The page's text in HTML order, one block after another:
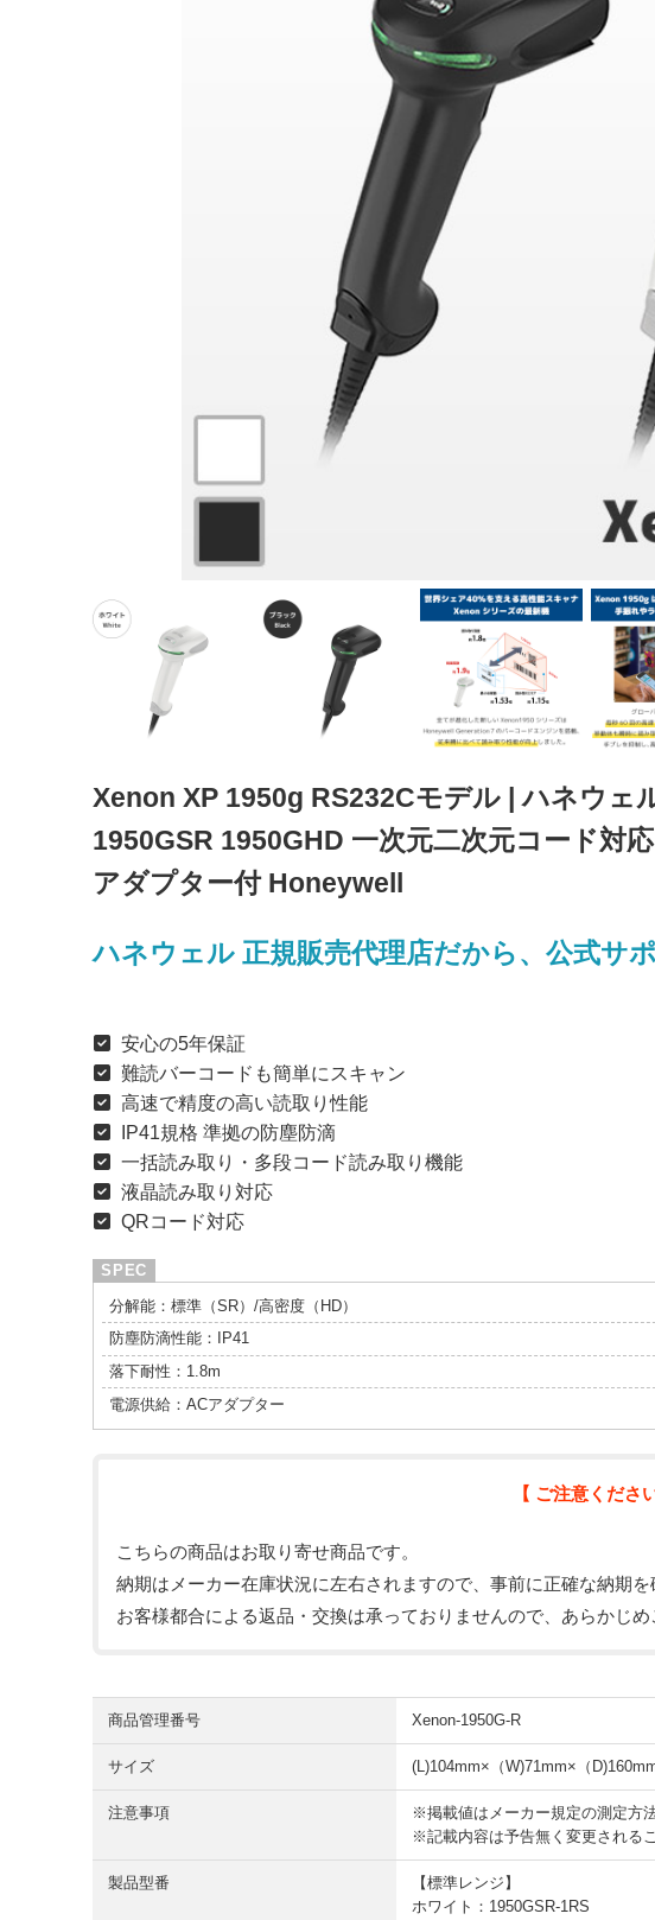
Xenon XP 1950g RS232Cモデル | ハネウェ
1950GSR 1950GHD 一次元二次元コード対
アダプター付 Honeywell
ハネウェル 正規販売代理店だから、公式サ
安心の5年保証
難読バーコードも簡単にスキャン
高速で精度の高い読取り性能
IP41規格 準拠の防塵防滴
一括読み取り・多段コード読み取り機能
液晶読み取り対応
QRコード対応
分解能：標準（SR）/高密度（HD）
防塵防滴性能：IP41
落下耐性：1.8m
電源供給：ACアダプター
【 ご注意くださ
こちらの商品はお取り寄せ商品です。
納期はメーカー在庫状況に左右されますので、事前に正確な納期
お客様都合による返品・交換は承っておりませんので、あらかじめ
商品管理番号 Xenon-1950G-R
サイズ (L)104mm×（W)71mm×（
注意事項
※掲載値はメーカー規定の測定方
※記載内容は予告無く変更される
製品型番
【標準レンジ】
ホワイト：1950GSR-1RS